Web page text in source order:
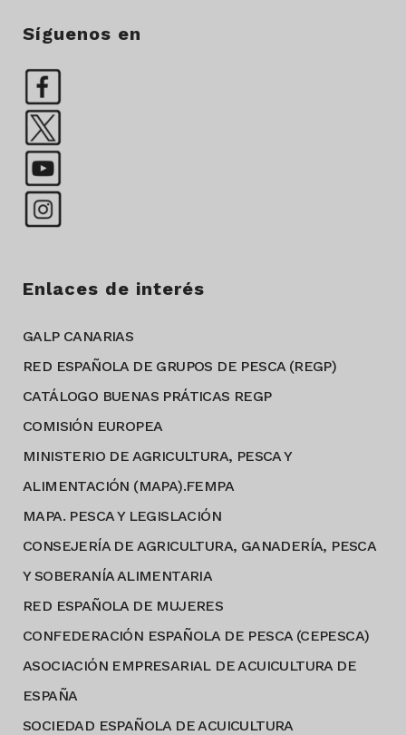
Síguenos en
Enlaces de interés
GALP CANARIAS
RED ESPAÑOLA DE GRUPOS DE PESCA (REGP)
CATÁLOGO BUENAS PRÁTICAS REGP
COMISIÓN EUROPEA
MINISTERIO DE AGRICULTURA, PESCA Y
ALIMENTACIÓN (MAPA).FEMPA
MAPA. PESCA Y LEGISLACIÓN
CONSEJERÍA DE AGRICULTURA, GANADERÍA, PESCA
Y SOBERANÍA ALIMENTARIA
RED ESPAÑOLA DE MUJERES
CONFEDERACIÓN ESPAÑOLA DE PESCA (CEPESCA)
ASOCIACIÓN EMPRESARIAL DE ACUICULTURA DE
ESPAÑA
SOCIEDAD ESPAÑOLA DE ACUICULTURA